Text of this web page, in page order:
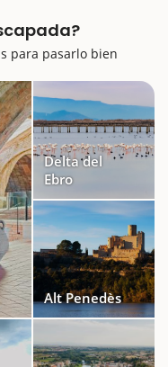
para pasarlo bien
Delta del
Ebro
Alt Penedès